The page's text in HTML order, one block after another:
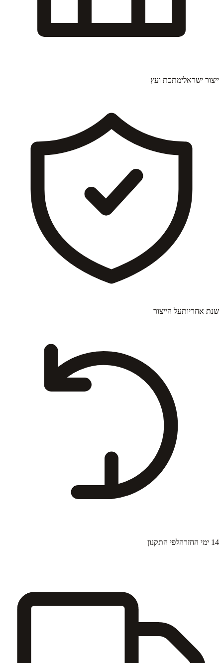
ייצור ישראלימתכת ועץ
שנת אחריותעל הייצור
14 ימי החזרה לפי התקנון